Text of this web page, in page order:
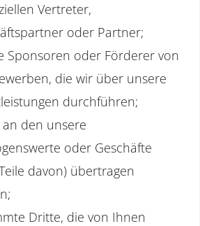
Vertreter,
oder Partner;
Sponsoren oder Förderer von
die wir über unsere
durchführen;
an den unsere
oder Geschäfte
davon) übertragen
Dritte, die von Ihnen